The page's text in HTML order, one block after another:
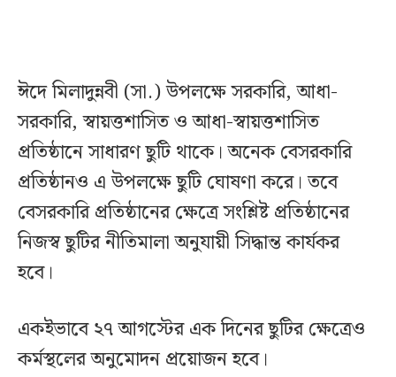
ঈদে মিলাদুন্নবী (সা.) উপলক্ষে সরকারি, আধা-
সরকারি, স্বায়ত্তশাসিত ও আধা-স্বায়ত্তশাসিত
প্রতিষ্ঠানে সাধারণ ছুটি থাকে। অনেক বেসরকারি
প্রতিষ্ঠানও এ উপলক্ষে ছুটি ঘোষণা করে। তবে
বেসরকারি প্রতিষ্ঠানের ক্ষেত্রে সংশ্লিষ্ট প্রতিষ্ঠানের
নিজস্ব ছুটির নীতিমালা অনুযায়ী সিদ্ধান্ত কার্যকর
হবে।
একইভাবে ২৭ আগস্টের এক দিনের ছুটির ক্ষেত্রেও
কর্মস্থলের অনুমোদন প্রয়োজন হবে।